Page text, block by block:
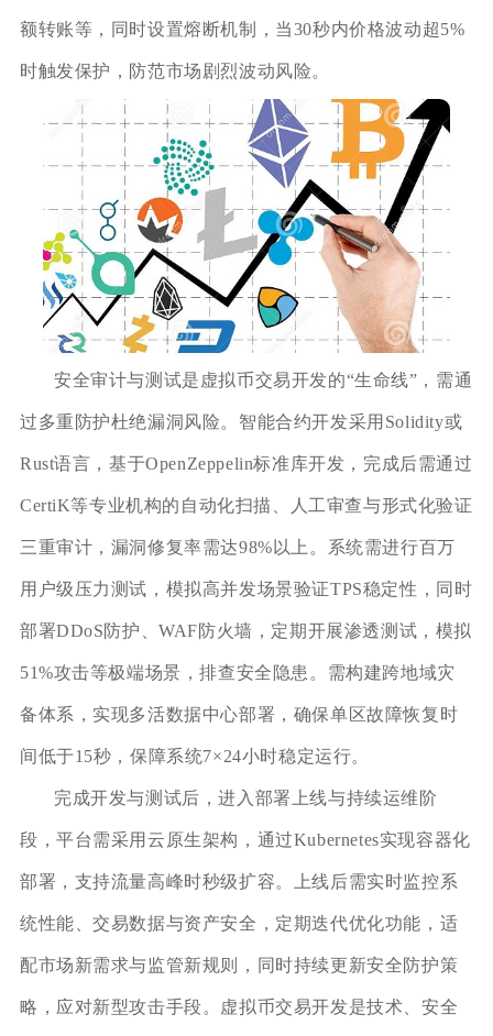
额转账等，同时设置熔断机制，当30秒内价格波动超5%
时触发保护，防范市场剧烈波动风险。
安全审计与测试是虚拟币交易开发的“生命线”，需通
过多重防护杜绝漏洞风险。智能合约开发采用Solidity或
Rust语言，基于OpenZeppelin标准库开发，完成后需通过
CertiK等专业机构的自动化扫描、人工审查与形式化验证
三重审计，漏洞修复率需达98%以上。系统需进行百万
用户级压力测试，模拟高并发场景验证TPS稳定性，同时
部署DDoS防护、WAF防火墙，定期开展渗透测试，模拟
51%攻击等极端场景，排查安全隐患。需构建跨地域灾
备体系，实现多活数据中心部署，确保单区故障恢复时
间低于15秒，保障系统7×24小时稳定运行。
完成开发与测试后，进入部署上线与持续运维阶
段，平台需采用云原生架构，通过Kubernetes实现容器化
部署，支持流量高峰时秒级扩容。上线后需实时监控系
统性能、交易数据与资产安全，定期迭代优化功能，适
配市场新需求与监管新规则，同时持续更新安全防护策
略，应对新型攻击手段。虚拟币交易开发是技术、安全